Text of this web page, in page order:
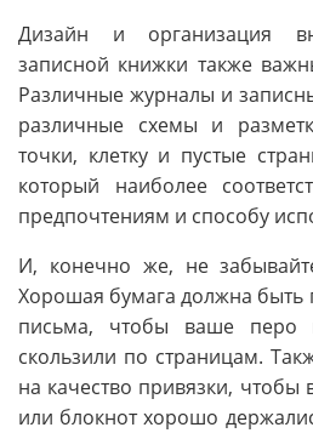
Дизайн и организация
записной книжки также
Различные журналы и
различные схемы и
точки, клетку и пустые
который наиболее
предпочтениям и способу
И, конечно же, не
Хорошая бумага должна быть
письма, чтобы ваше перо
скользили по страницам.
на качество привязки, чтобы
или блокнот хорошо